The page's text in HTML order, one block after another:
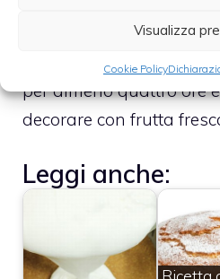
Visualizza
Cookie Policy
Prendete la base,
livellate bene. Lasciate
per almeno quattro ore
decorare con frutta
Leggi anche: